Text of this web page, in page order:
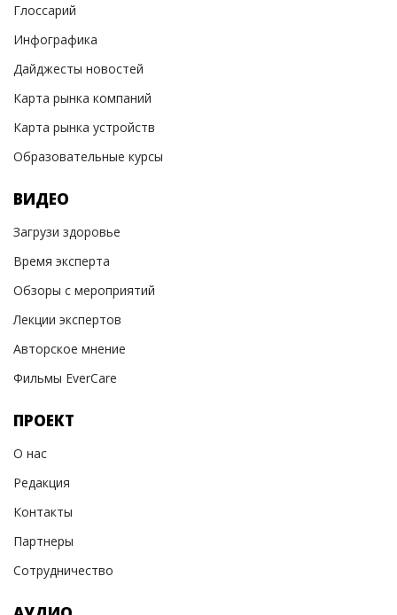
Глоссарий
Инфографика
Дайджесты новостей
Карта рынка компаний
Карта рынка устройств
Образовательные курсы
ВИДЕО
Загрузи здоровье
Время эксперта
Обзоры с мероприятий
Лекции экспертов
Авторское мнение
Фильмы EverCare
ПРОЕКТ
О нас
Редакция
Контакты
Партнеры
Сотрудничество